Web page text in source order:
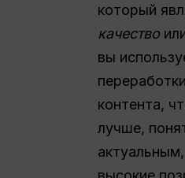
который
качество
вы
контента,
лучше,